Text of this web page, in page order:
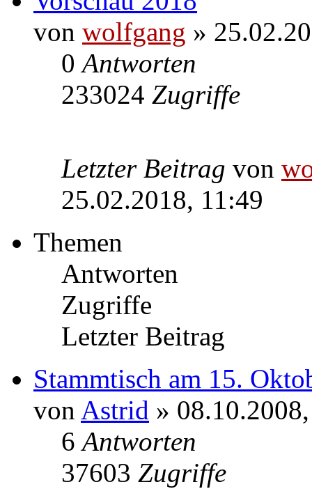
von wolfgang »
0Antworten
233024 Zugriffe
Letzter Beitrag von
25.02.2018, 11:49
Themen
Antworten
Zugriffe
Letzter Beitrag
Stammtisch am 15.
von Astrid »
6Antworten
37603 Zugriffe